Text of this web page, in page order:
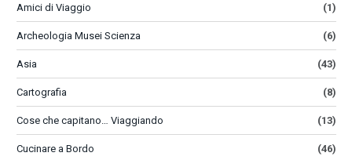
Amici di Viaggio (1)
Archeologia Musei Scienza (6)
Asia (43)
Cartografia (8)
Cose che capitano… Viaggiando (13)
Cucinare a Bordo (46)